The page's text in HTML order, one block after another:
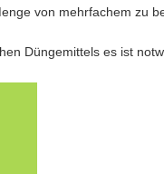
von mehrfachem zu
Düngemittels es ist